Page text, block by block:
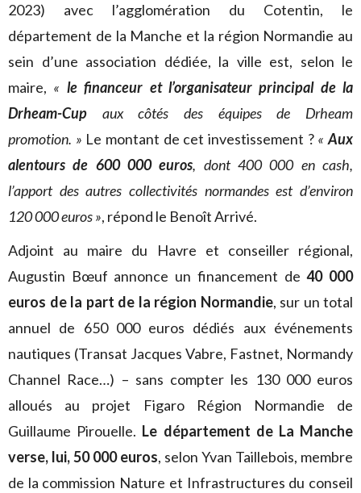
2023) avec l’agglomération du Cotentin, le
département de la Manche et la région Normandie au
sein d’une association dédiée, la ville est, selon le
maire, « le financeur et l’organisateur principal de la
Drheam-Cup aux côtés des équipes de Drheam
promotion. » Le montant de cet investissement ? «Aux
alentours de 600 000 euros, dont 400 000 en cash,
l’apport des autres collectivités normandes est d’environ
120 000 euros », répond le Benoît Arrivé.
Adjoint au maire du Havre et conseiller régional,
Augustin Bœuf annonce un financement de40 000
euros de la part de la région Normandie, sur un total
annuel de 650 000 euros dédiés aux événements
nautiques (Transat Jacques Vabre, Fastnet, Normandy
Channel Race…) – sans compter les 130 000 euros
alloués au projet Figaro Région Normandie de
Guillaume Pirouelle. Le département de La Manche
verse, lui, 50 000 euros, selon Yvan Taillebois, membre
de la commission Nature et Infrastructures du conseil